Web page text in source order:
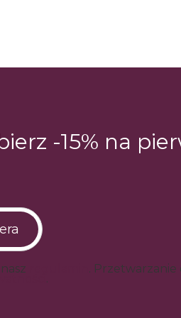
-15% na
.
.